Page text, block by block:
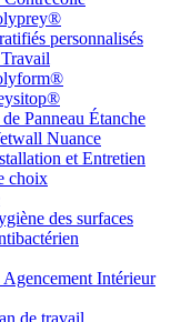
personnalisés
Panneau Étanche
Nuance
et Entretien
choix
des surfaces
Intérieur
de travail